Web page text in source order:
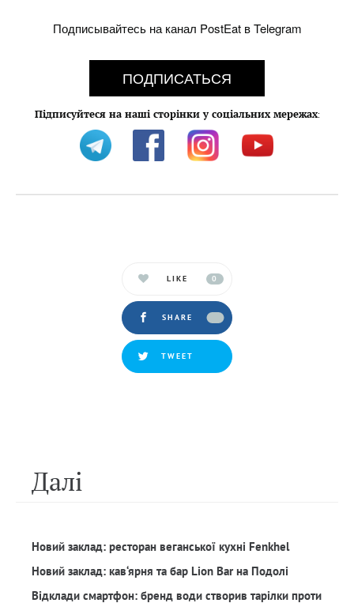
Подписывайтесь на канал PostEat в Telegram
ПОДПИСАТЬСЯ
Підписуйтеся на наші сторінки у соціальних мережах:
LIKE 0
SHARE
TWEET
Далi
Новий заклад: ресторан веганської кухні Fenkhel
Новий заклад: кав‘ярня та бар Lion Bar на Подолі
Відклади смартфон: бренд води створив тарілки проти